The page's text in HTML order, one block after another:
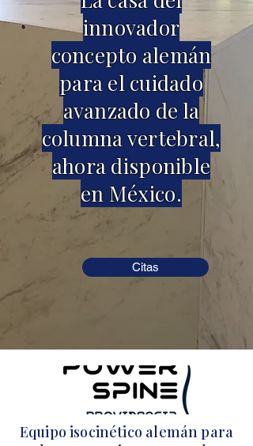
innovador
concepto alemán
para el cuidado
avanzado de la
columna vertebral,
ahora disponible
en México.
Citas
Equipo isocinético alemán para